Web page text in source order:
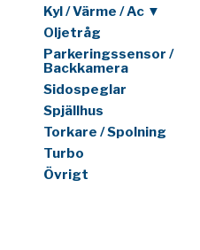
Kyl / Värme / Ac ▼
Oljetråg
Parkeringssensor /
Backkamera
Sidospeglar
Spjällhus
Torkare / Spolning
Turbo
Övrigt